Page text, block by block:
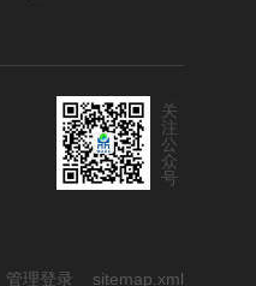
关
注
公
众
号
管理登录 sitemap.xml